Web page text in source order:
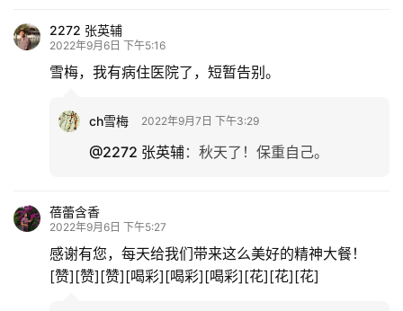
2272 张英辅
2022年9月6日 下午5:16
雪梅，我有病住医院了，短暂告别。
ch雪梅 2022年9月7日 下午3:29
@2272 张英辅： 秋天了！保重自己。
蓓蕾含香
2022年9月6日 下午5:27
感谢有您，每天给我们带来这么美好的精神大餐！
[赞][赞][赞][喝彩][喝彩][喝彩][花][花][花]